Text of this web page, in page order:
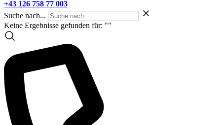
+43 126 758 77 003
Suche nach...
Keine Ergebnisse gefunden für: ""